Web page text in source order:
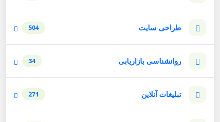
طراحی سایت 504
روانشناسی بازاریابی 34
تبلیغات آنلاین 271